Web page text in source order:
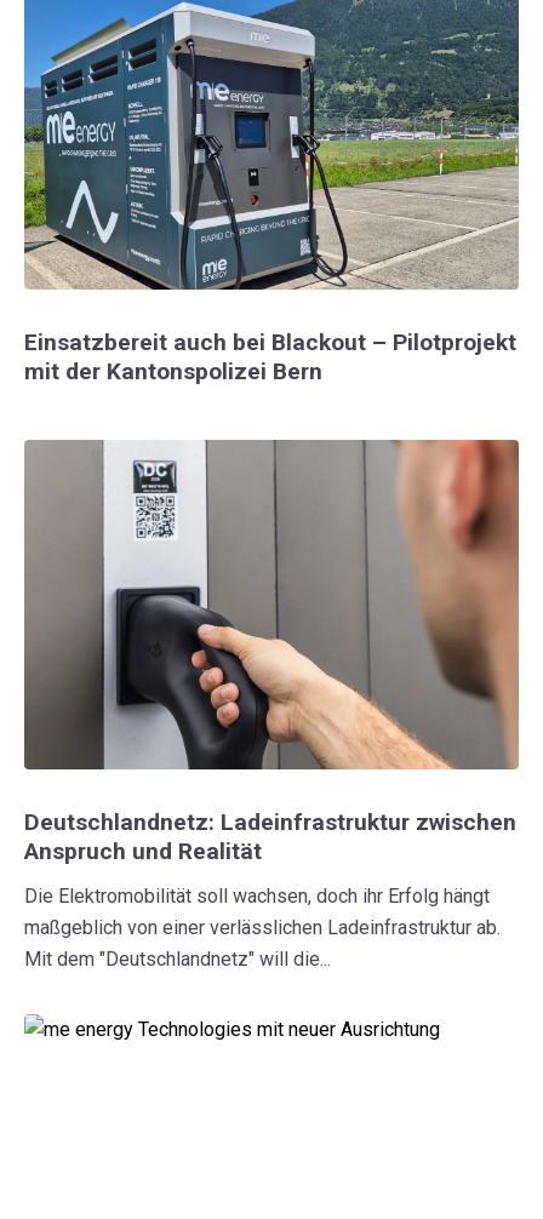
Einsatzbereit auch bei Blackout – Pilotprojekt
mit der Kantonspolizei Bern
Deutschlandnetz: Ladeinfrastruktur zwischen
Anspruch und Realität
Die Elektromobilität soll wachsen, doch ihr Erfolg hängt
maßgeblich von einer verlässlichen Ladeinfrastruktur ab.
Mit dem "Deutschlandnetz" will die...